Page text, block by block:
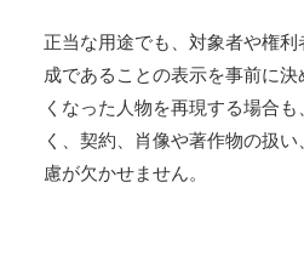
正当な用途でも、対象者や権
成であることの表示を事前に
くなった人物を再現する場合
く、契約、肖像や著作物の扱
慮が欠かせません。